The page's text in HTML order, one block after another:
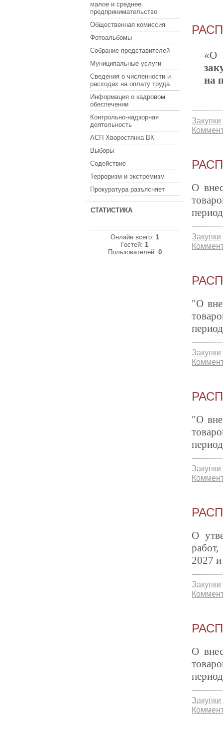
малое и среднее
предпринимательство
Общественная комиссия
Фотоальбомы
Собрание представителей
Муниципальные услуги
Сведения о численности и
расходах на оплату труда
Информация о кадровом
обеспечении
Контрольно-надзорная
деятельность
АСП Хворостянка ВК
Выборы
Содействие
Терроризм и экстремизм
Прокуратура разъясняет
СТАТИСТИКА
Онлайн всего: 1
Гостей:1
Пользователей: 0
«О
на
Закупки
О
Закупки
"О
Закупки
"О
Закупки
О
2027
Закупки
О
Закупки